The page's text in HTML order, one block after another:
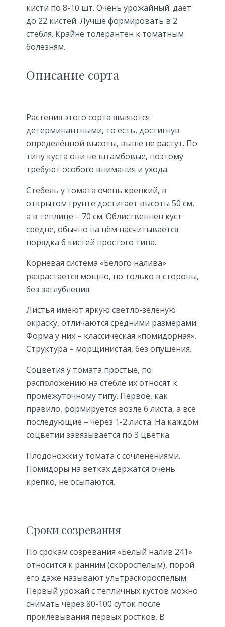
кисти по 8-10 шт. Очень урожайный: дает
до 22 кистей. Лучше формировать в 2
стебля. Крайне толерантен к томатным
болезням.
Описание сорта
Растения этого сорта являются
детерминантными, то есть, достигнув
определённой высоты, выше не растут. По
типу куста они не штамбовые, поэтому
требуют особого внимания и ухода.
Стебель у томата очень крепкий, в
открытом грунте достигает высоты 50 см,
а в теплице – 70 см. Облиственнен куст
средне, обычно на нём насчитывается
порядка 6 кистей простого типа.
Корневая система «Белого налива»
разрастается мощно, но только в стороны,
без заглубления.
Листья имеют яркую светло-зелёную
окраску, отличаются средними размерами.
Форма у них – классическая «помидорная».
Структура – морщинистая, без опушения.
Соцветия у томата простые, по
расположению на стебле их относят к
промежуточному типу. Первое, как
правило, формируется возле 6 листа, а все
последующие – через 1-2 листа. На каждом
соцветии завязывается по 3 цветка.
Плодоножки у томата с сочленениями.
Помидоры на ветках держатся очень
крепко, не осыпаются.
Сроки созревания
По срокам созревания «Белый налив 241»
относится к ранним (скороспелым), порой
его даже называют ультраскороспелым.
Первый урожай с тепличных кустов можно
снимать через 80-100 суток после
проклёвывания первых ростков. В